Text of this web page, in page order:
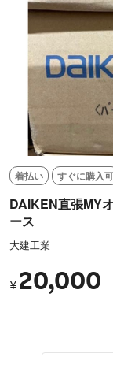
着払い すぐに購入可
DAIKEN直張MY
ース
大建工業
¥ 20,000